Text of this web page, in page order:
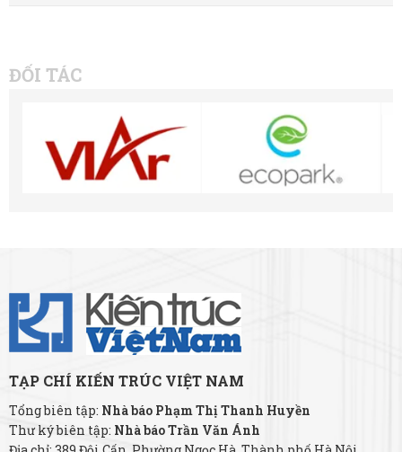
ĐỐI TÁC
TẠP CHÍ KIẾN TRÚC VIỆT NAM
Tổng biên tập: Nhà báo Phạm Thị Thanh Huyền
Thư ký biên tập: Nhà báo Trần Văn Ánh